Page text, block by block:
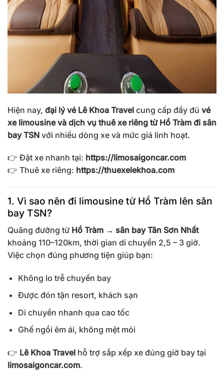
Hiện nay, đại lý vé Lê Khoa Travel cung cấp đầy đủ vé
xe limousine và dịch vụ thuê xe riêng từ Hồ Tràm đi sân
bay TSN với nhiều dòng xe và mức giá linh hoạt.
👉 Đặt xe nhanh tại: https://limosaigoncar.com
👉 Thuê xe riêng: https://thuexelekhoa.com
1. Vì sao nên đi limousine từ Hồ Tràm lên sân
bay TSN?
Quãng đường từ Hồ Tràm → sân bay Tân Sơn Nhất
khoảng 110–120km, thời gian di chuyển 2,5 – 3 giờ.
Việc chọn đúng phương tiện giúp bạn:
Không lo trễ chuyến bay
Được đón tận resort, khách sạn
Di chuyển nhanh qua cao tốc
Ghế ngồi êm ái, không mệt mỏi
👉 Lê Khoa Travel hỗ trợ sắp xếp xe đúng giờ bay tại
limosaigoncar.com.